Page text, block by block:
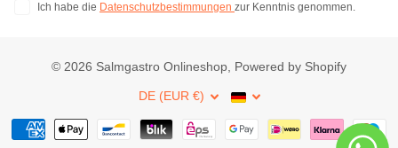
Ich habe die Datenschutzbestimmungen zur Kenntnis genommen.
© 2026 Salmgastro Onlineshop, Powered by Shopify
DE (EUR €)